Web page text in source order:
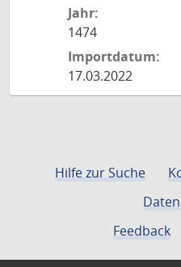
Jahr:
1474
Importdatum:
17.03.2022
Hilfe zur Suche
Feedback